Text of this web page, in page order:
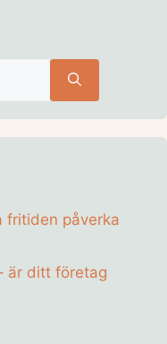
fritiden påverka
är ditt företag